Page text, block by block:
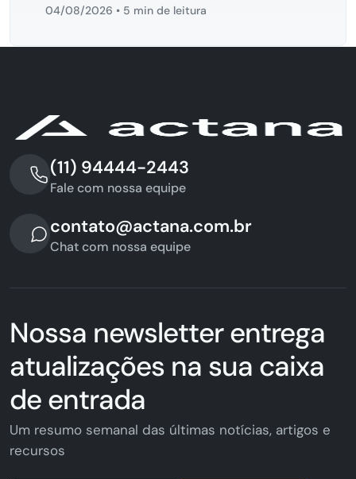
04/08/2026 • 5 min de leitura
(11) 94444-2443
Fale com nossa equipe
contato@actana.com.br
Chat com nossa equipe
Nossa newsletter entrega
atualizações na sua caixa
de entrada
Um resumo semanal das últimas notícias, artigos e
recursos